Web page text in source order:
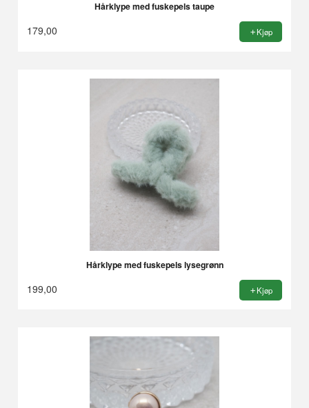
Hårklype med fuskepels taupe
179,00 Kjøp
Hårklype med fuskepels lysegrønn
199,00 Kjøp